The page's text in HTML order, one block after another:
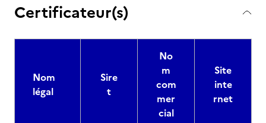
Certificateur(s)
Nom
légal
Sire
t
No
m
com
mer
cial
Site
inte
rnet